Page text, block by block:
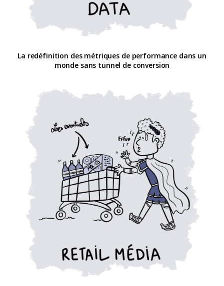
La redéfinition des métriques de performance dans un
monde sans tunnel de conversion